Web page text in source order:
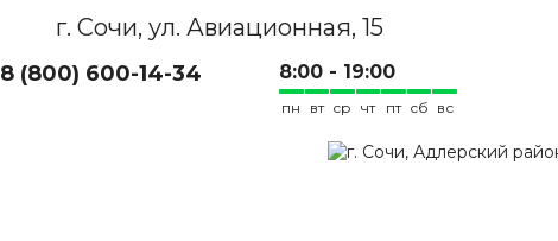
г. Сочи, ул. Авиационная, 15
8 (800) 600-14-34 8:00 - 19:00
пн вт ср чт пт сб вс